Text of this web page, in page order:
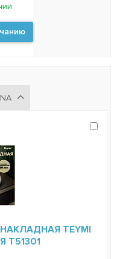
TEYMI
T51301